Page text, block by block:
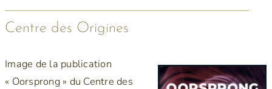
Centre des Origines
Image de la publication
« Oorsprong » du Centre des